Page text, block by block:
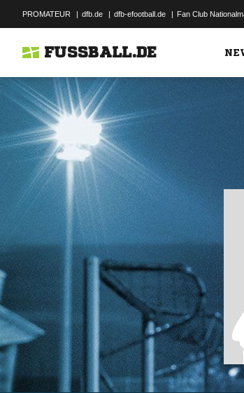
PROMATEUR | dfb.de | dfb-efootball.de | Fan Club
FUSSBALL.DE